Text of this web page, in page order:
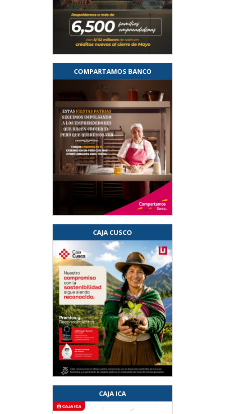
COMPARTAMOS BANCO
CAJA CUSCO
CAJA ICA